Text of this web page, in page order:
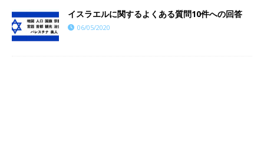
イスラエルに関するよくある質問10件への回答
06/05/2020